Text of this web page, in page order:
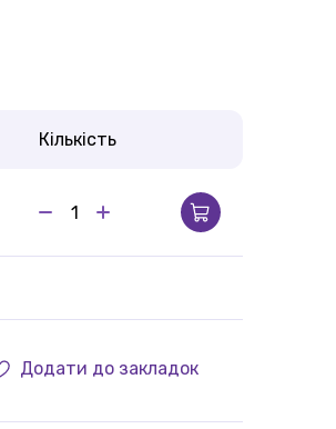
Кількість
Додати до закладок